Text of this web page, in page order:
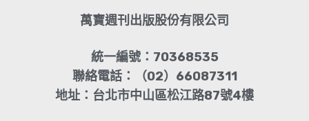
萬寶週刊出版股份有限公司
統一編號：70368535
聯絡電話：（02）66087311
地址：台北市中山區松江路87號4樓